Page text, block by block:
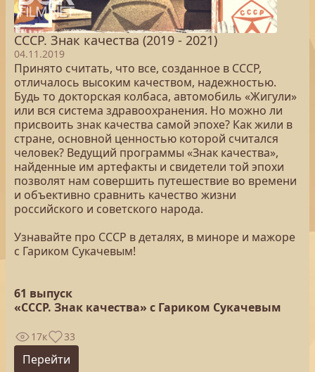
СССР. Знак качества (2019 - 2021)
04.11.2019
Принято считать, что все, созданное в СССР,
отличалось высоким качеством, надежностью.
Будь то докторская колбаса, автомобиль «Жигули»
или вся система здравоохранения. Но можно ли
присвоить знак качества самой эпохе? Как жили в
стране, основной ценностью которой считался
человек? Ведущий программы «Знак качества»,
найденные им артефакты и свидетели той эпохи
позволят нам совершить путешествие во времени
и объективно сравнить качество жизни
российского и советского народа.
Узнавайте про СССР в деталях, в миноре и мажоре
с Гариком Сукачевым!
61 выпуск
«СССР. Знак качества» с Гариком Сукачевым
17к 33
Перейти